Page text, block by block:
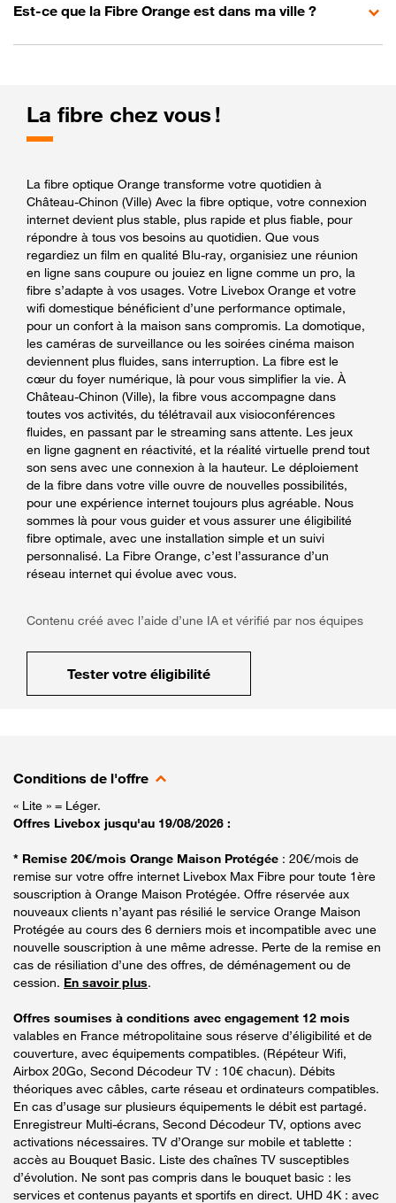
Est-ce que la Fibre Orange est dans ma ville ?
La fibre chez vous !
La fibre optique Orange transforme votre quotidien à
Château-Chinon (Ville) Avec la fibre optique, votre connexion
internet devient plus stable, plus rapide et plus fiable, pour
répondre à tous vos besoins au quotidien. Que vous
regardiez un film en qualité Blu-ray, organisiez une réunion
en ligne sans coupure ou jouiez en ligne comme un pro, la
fibre s’adapte à vos usages. Votre Livebox Orange et votre
wifi domestique bénéficient d’une performance optimale,
pour un confort à la maison sans compromis. La domotique,
les caméras de surveillance ou les soirées cinéma maison
deviennent plus fluides, sans interruption. La fibre est le
cœur du foyer numérique, là pour vous simplifier la vie. À
Château-Chinon (Ville), la fibre vous accompagne dans
toutes vos activités, du télétravail aux visioconférences
fluides, en passant par le streaming sans attente. Les jeux
en ligne gagnent en réactivité, et la réalité virtuelle prend tout
son sens avec une connexion à la hauteur. Le déploiement
de la fibre dans votre ville ouvre de nouvelles possibilités,
pour une expérience internet toujours plus agréable. Nous
sommes là pour vous guider et vous assurer une éligibilité
fibre optimale, avec une installation simple et un suivi
personnalisé. La Fibre Orange, c’est l’assurance d’un
réseau internet qui évolue avec vous.
Contenu créé avec l’aide d’une IA et vérifié par nos équipes
Tester votre éligibilité
Conditions de l'offre
« Lite » = Léger.
Offres Livebox jusqu'au 19/08/2026 :
* Remise 20€/mois Orange Maison Protégée : 20€/mois de
remise sur votre offre internet Livebox Max Fibre pour toute 1ère
souscription à Orange Maison Protégée. Offre réservée aux
nouveaux clients n’ayant pas résilié le service Orange Maison
Protégée au cours des 6 derniers mois et incompatible avec une
nouvelle souscription à une même adresse. Perte de la remise en
cas de résiliation d’une des offres, de déménagement ou de
cession. En savoir plus.
Offres soumises à conditions avec engagement 12 mois
valables en France métropolitaine sous réserve d’éligibilité et de
couverture, avec équipements compatibles. (Répéteur Wifi,
Airbox 20Go, Second Décodeur TV : 10€ chacun). Débits
théoriques avec câbles, carte réseau et ordinateurs compatibles.
En cas d’usage sur plusieurs équipements le débit est partagé.
Enregistreur Multi-écrans, Second Décodeur TV, options avec
activations nécessaires. TV d’Orange sur mobile et tablette :
accès au Bouquet Basic. Liste des chaînes TV susceptibles
d’évolution. Ne sont pas compris dans le bouquet basic : les
services et contenus payants et sportifs en direct. UHD 4K : avec